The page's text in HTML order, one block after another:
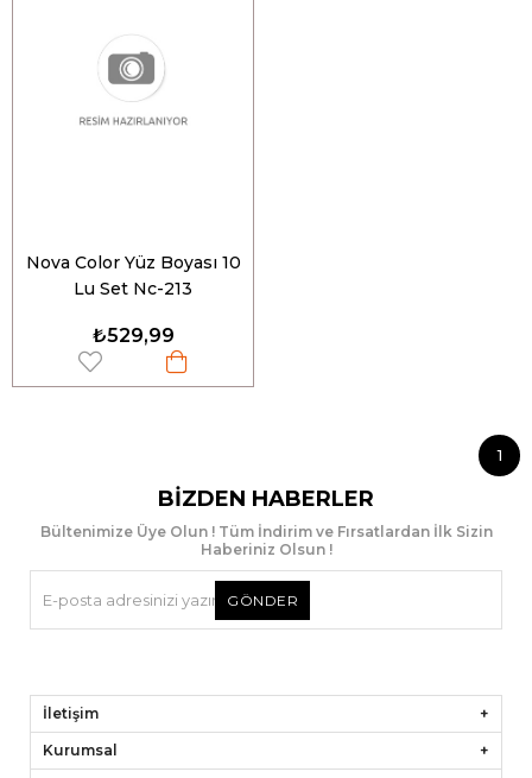
Nova Color Yüz Boyası 10
Lu Set Nc-213
₺529,99
1
BIZDEN HABERLER
Bültenimize Üye Olun ! Tüm İndirim ve Fırsatlardan İlk Sizin
Haberiniz Olsun !
GÖNDER
İletişim
Kurumsal